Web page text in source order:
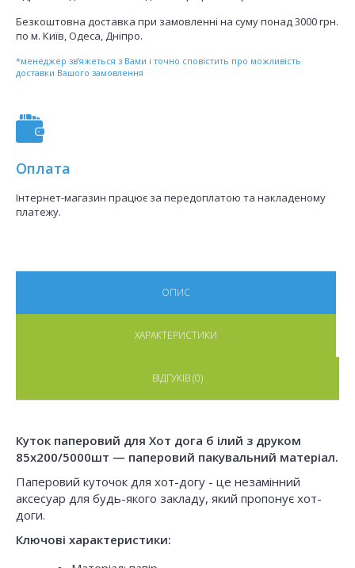
Безкоштовна доставка при замовленні на суму понад 3000 грн.
по м. Київ, Одеса, Дніпро.
*менеджер зв’яжеться з Вами і точно сповістить про можливість
доставки Вашого замовлення
Оплата
Інтернет-магазин працює за передоплатою та накладеному
платежу.
ОПИС
ХАРАКТЕРИСТИКИ
ВІДГУКІВ (0)
Куток паперовий для Хот дога б ілий з друком
85х200/5000шт — паперовий пакувальний матеріал.
Паперовий куточок для хот-догу - це незамінний
аксесуар для будь-якого закладу, який пропонує хот-
доги.
Ключові характеристики: